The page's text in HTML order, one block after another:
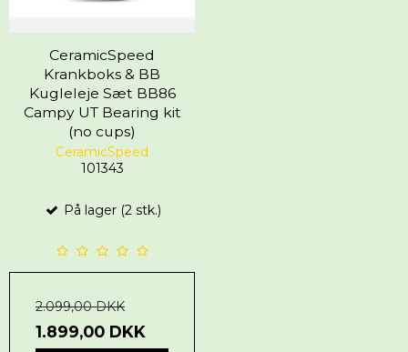
CeramicSpeed
Krankboks & BB
Kugleleje Sæt BB86
Campy UT Bearing kit
(no cups)
CeramicSpeed
101343
På lager (2 stk.)
2.099,00 DKK
1.899,00 DKK